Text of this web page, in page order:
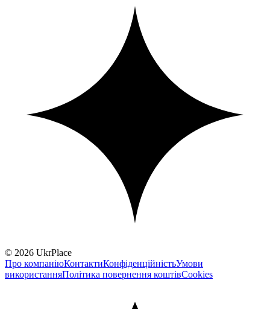
© 2026 UkrPlace
Про компаніюКонтактиКонфіденційністьУмови
використанняПолітика повернення коштівCookies